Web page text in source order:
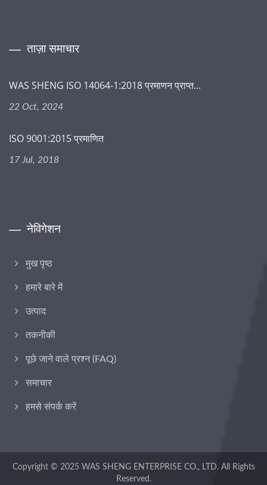
ताज़ा समाचार
WAS SHENG ISO 14064-1:2018 प्रमाणन प्राप्त...
22 Oct, 2024
ISO 9001:2015 प्रमाणित
17 Jul, 2018
नेविगेशन
मुख पृष्ठ
हमारे बारे में
उत्पाद
तकनीकी
पूछे जाने वाले प्रश्न (FAQ)
समाचार
हमसे संपर्क करें
Copyright © 2025 WAS SHENG ENTERPRISE CO., LTD.All Rights
Reserved.